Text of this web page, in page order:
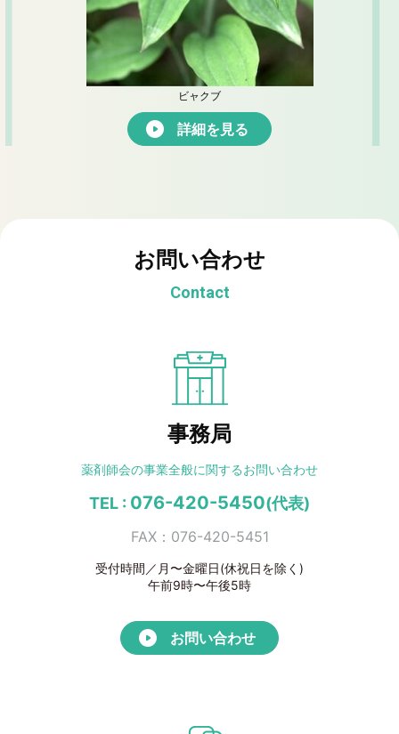
ビャクブ
詳細を見る
お問い合わせ
Contact
事務局
薬剤師会の事業全般に関するお問い合わせ
TEL : 076-420-5450(代表)
FAX：076-420-5451
受付時間／月〜金曜日(休祝日を除く)
午前9時〜午後5時
お問い合わせ